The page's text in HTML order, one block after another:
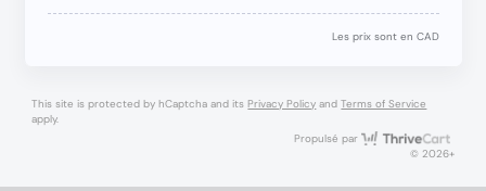
Les prix sont en CAD
This site is protected by hCaptcha and itsPrivacy Policy andTerms of Service
apply.
Propulsé par
© 2026+